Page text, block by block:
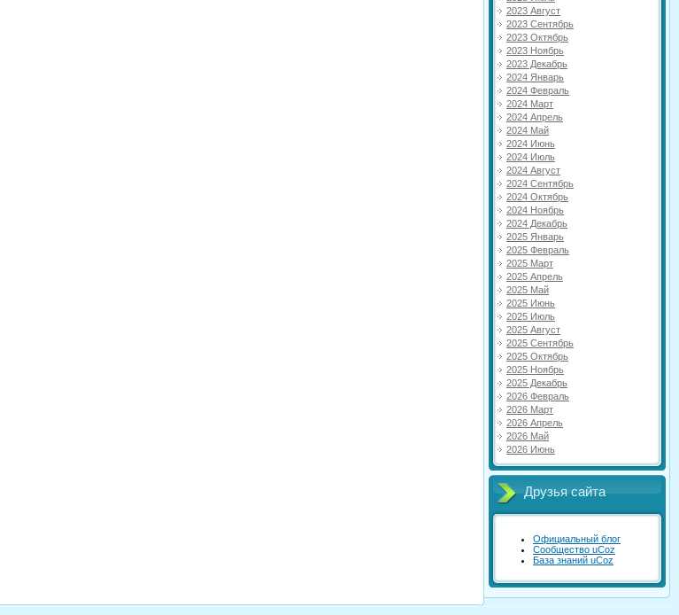
2023 Август
2023 Сентябрь
2023 Октябрь
2023 Ноябрь
2023 Декабрь
2024 Январь
2024 Февраль
2024 Март
2024 Апрель
2024 Май
2024 Июнь
2024 Июль
2024 Август
2024 Сентябрь
2024 Октябрь
2024 Ноябрь
2024 Декабрь
2025 Январь
2025 Февраль
2025 Март
2025 Апрель
2025 Май
2025 Июнь
2025 Июль
2025 Август
2025 Сентябрь
2025 Октябрь
2025 Ноябрь
2025 Декабрь
2026 Февраль
2026 Март
2026 Апрель
2026 Май
2026 Июнь
Друзья сайта
Официальный блог
Сообщество uCoz
База знаний uCoz